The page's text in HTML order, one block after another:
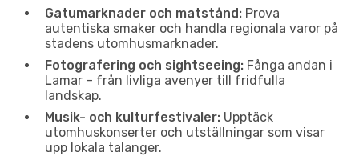
Gatumarknader och matstånd: Prova
autentiska smaker och handla regionala varor på
stadens utomhusmarknader.
Fotografering och sightseeing: Fånga andan i
Lamar – från livliga avenyer till fridfulla
landskap.
Musik- och kulturfestivaler: Upptäck
utomhuskonserter och utställningar som visar
upp lokala talanger.